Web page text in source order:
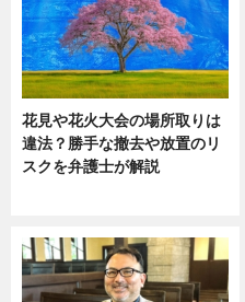
花見や花火大会の場所取りは
違法？勝手な撤去や放置のリ
スクを弁護士が解説